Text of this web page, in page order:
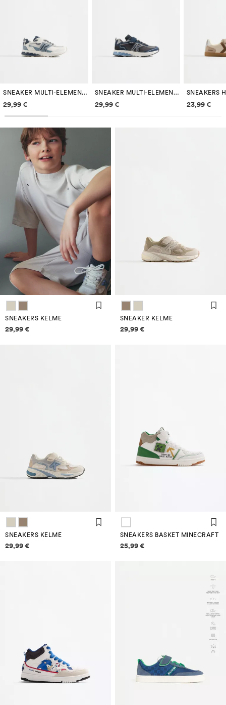
SNEAKER MULTI-ELEMENTI KELME
Informazioni sui prezzi
29,99 €
SNEAKER MULTI-ELEMENTI KELME
Informazioni sui prezzi
29,99 €
SNEAKERS
23,99 €
SNEAKERS KELME
Informazioni sui prezzi
29,99 €
SNEAKER KELME
Informazioni sui prezzi
29,99 €
SNEAKERS KELME
Informazioni sui prezzi
29,99 €
SNEAKERS BASKET MINECRAFT
Informazioni sui prezzi
25,99 €